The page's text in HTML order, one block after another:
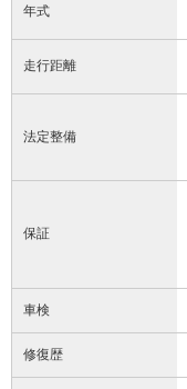
年式
走行距離
法定整備
保証
車検
修復歴